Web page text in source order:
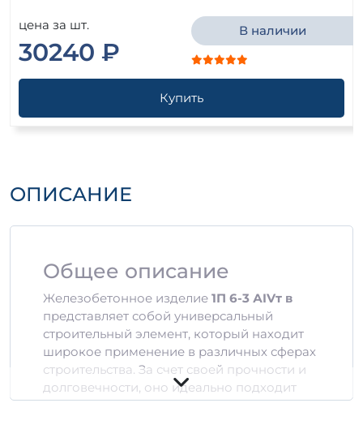
цена за шт.
30240 ₽
В наличии
Купить
ОПИСАНИЕ
Общее описание
Железобетонное изделие 1П 6-3 АIVт в
представляет собой универсальный
строительный элемент, который находит
широкое применение в различных сферах
строительства. За счет своей прочности и
долговечности, оно идеально подходит
для создания как жилых, так и